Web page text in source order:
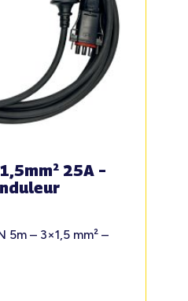
25A –
5m – 3×1,5 mm² –